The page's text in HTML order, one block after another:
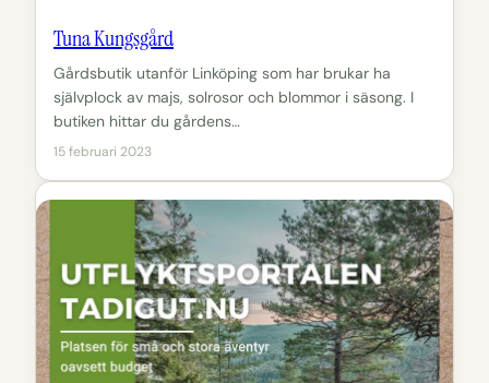
Tuna Kungsgård
Gårdsbutik utanför Linköping som har brukar ha
självplock av majs, solrosor och blommor i säsong. I
butiken hittar du gårdens…
15 februari 2023